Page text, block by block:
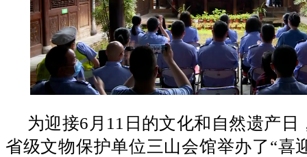
为迎接6月11日的文化和自然遗产日
省级文物保护单位三山会馆举办了“喜